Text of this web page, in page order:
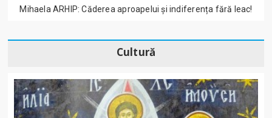
Mihaela ARHIP: Căderea aproapelui și indiferența fără leac!
Cultură